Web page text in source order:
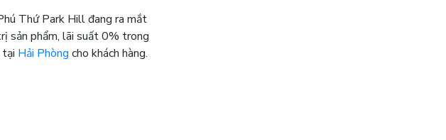
Thứ Park Hill đang ra mắt
sản phẩm, lãi suất 0% trong
tại Hải Phòng cho khách hàng.